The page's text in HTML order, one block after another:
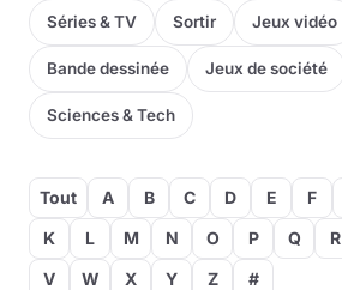
Séries & TV Sortir Jeux vidéo
Bande dessinée Jeux de société
Sciences & Tech
Tout A B C D E F
K
L M N O P Q R
V
W X Y Z #